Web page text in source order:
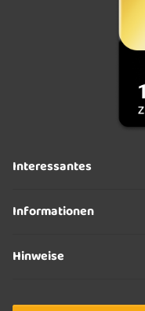
Interessantes
Informationen
Hinweise